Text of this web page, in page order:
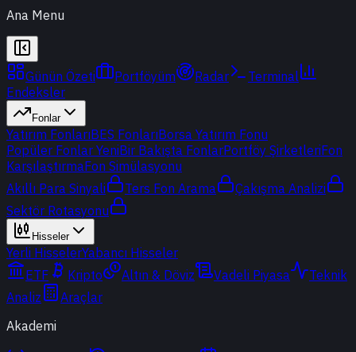
Ana Menu
Günün Özeti Portföyüm Radar
Terminal
Endeksler
Fonlar
Yatırım FonlarıBES FonlarıBorsa Yatırım Fonu
Popüler Fonlar YeniBir Bakışta FonlarPortföy ŞirketleriFon
KarşılaştırmaFon Simülasyonu
Akıllı Para Sinyali
Ters Fon Arama
Çakışma Analizi
Sektör Rotasyonu
Hisseler
Yerli HisselerYabancı Hisseler
ETF
Kripto Altın & Döviz Vadeli Piyasa
Teknik
Analiz
Araçlar
Akademi